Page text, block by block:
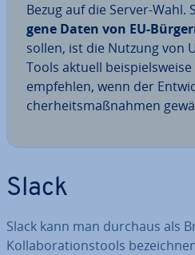
Bezug auf die Server-Wahl.
ge­ne Daten von EU-
sollen, ist die Nutzung von
Tools aktuell
empfehlen, wenn der
cher­heits­maß­nah­men
Slack
Slack kann man durchaus als
Kol­la­bo­ra­ti­ons­tools